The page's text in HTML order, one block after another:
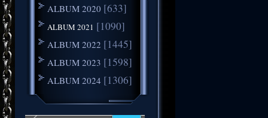
ALBUM 2020 [633]
ALBUM 2021 [1090]
ALBUM 2022 [1445]
ALBUM 2023 [1598]
ALBUM 2024 [1306]